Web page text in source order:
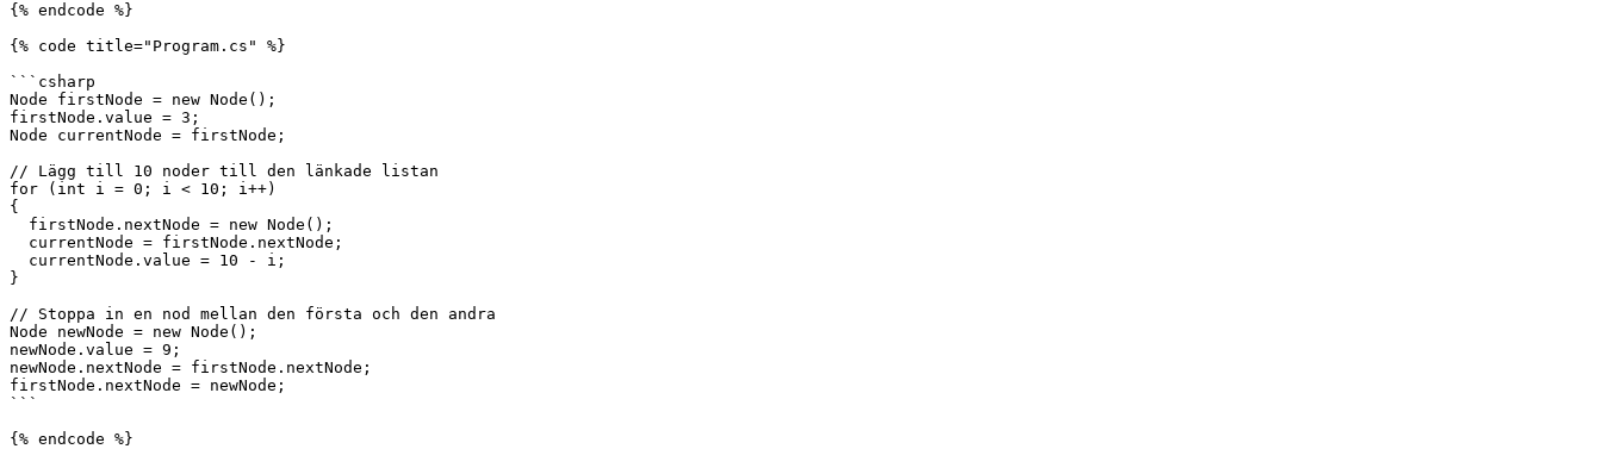
{% endcode %}
{% code title="Program.cs" %}
```csharp
Node firstNode = new Node();
firstNode.value = 3;
Node currentNode = firstNode;
// Lägg till 10 noder till den länkade listan
for (int i = 0; i < 10; i++)
{
}
// Stoppa in en nod mellan den första och den andra
Node newNode = new Node();
newNode.value = 9;
newNode.nextNode = firstNode.nextNode;
firstNode.nextNode = newNode;
```
{% endcode %}